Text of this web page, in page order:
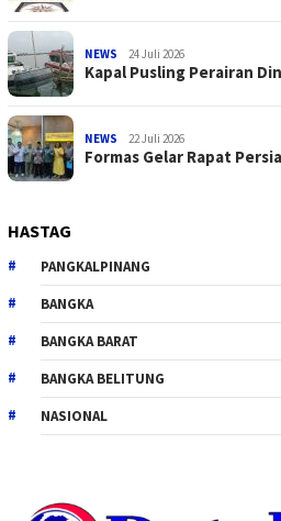
NEWS 24 Juli 2026
Kapal Pusling Perairan
NEWS 22 Juli 2026
Formas Gelar Rapat
HASTAG
PANGKALPINANG
BANGKA
BANGKA BARAT
BANGKA BELITUNG
NASIONAL